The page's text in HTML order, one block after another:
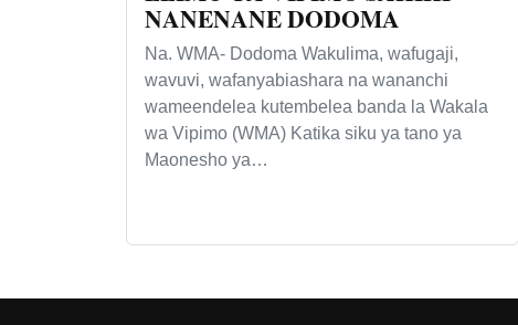
NANENANE DODOMA
Na. WMA- Dodoma Wakulima, wafugaji,
wavuvi, wafanyabiashara na wananchi
wameendelea kutembelea banda la Wakala
wa Vipimo (WMA) Katika siku ya tano ya
Maonesho ya…